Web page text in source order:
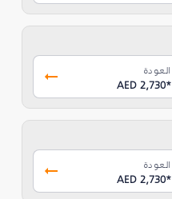
العودة
AED 2,730*
العودة
AED 2,730*